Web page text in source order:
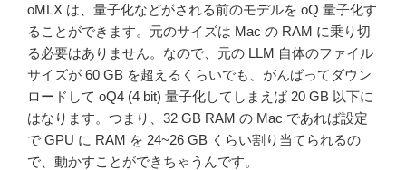
oMLX は、量子化などがされる前のモデルを oQ 量子化す
ることができます。元のサイズは Mac の RAM に乗り切
る必要はありません。なので、元の LLM 自体のファイル
サイズが 60 GB を超えるくらいでも、がんばってダウン
ロードして oQ4 (4 bit) 量子化してしまえば 20 GB 以下に
はなります。つまり、32 GB RAM の Mac であれば設定
で GPU に RAM を 24~26 GB くらい割り当てられるの
で、動かすことができちゃうんです。